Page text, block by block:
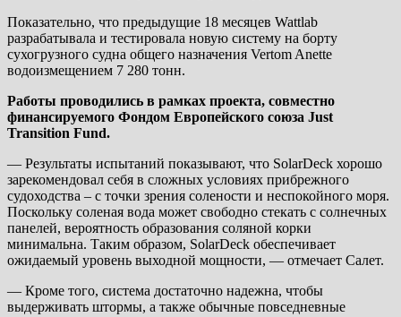
Показательно, что предыдущие 18 месяцев Wattlab
разрабатывала и тестировала новую систему на борту
сухогрузного судна общего назначения Vertom Anette
водоизмещением 7 280 тонн.
Работы проводились в рамках проекта, совместно
финансируемого Фондом Европейского союза Just
Transition Fund.
— Результаты испытаний показывают, что SolarDeck хорошо
зарекомендовал себя в сложных условиях прибрежного
судоходства – с точки зрения солености и неспокойного моря.
Поскольку соленая вода может свободно стекать с солнечных
панелей, вероятность образования соляной корки
минимальна. Таким образом, SolarDeck обеспечивает
ожидаемый уровень выходной мощности, — отмечает Салет.
— Кроме того, система достаточно надежна, чтобы
выдерживать штормы, а также обычные повседневные